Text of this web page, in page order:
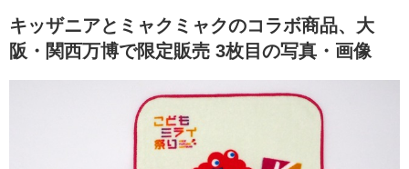
キッザニアとミャクミャクのコラボ商品、大
阪・関西万博で限定販売 3枚目の写真・画像